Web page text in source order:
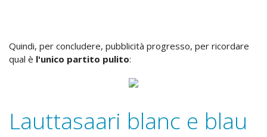
Quindi, per concludere, pubblicità progresso, per ricordare
qual è l'unico partito pulito:
Lauttasaari blanc e blau